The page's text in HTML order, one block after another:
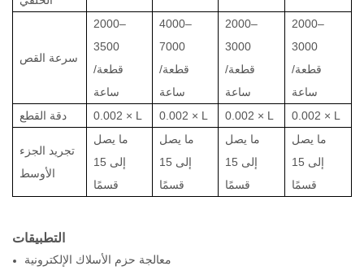
سرعة القص
2000–
3500
قطعة/
ساعة
4000–
7000
قطعة/
ساعة
2000–
3000
قطعة/
ساعة
2000–
3000
قطعة/
ساعة
دقة القطع
0.002 × L 0.002 × L 0.002 × L 0.002 × L
تجريد الجزء
الأوسط
ما يصل
إلى 15
قسمًا
ما يصل
إلى 15
قسمًا
ما يصل
إلى 15
قسمًا
ما يصل
إلى 15
قسمًا
التطبيقات
معالجة حزم الأسلاك الإلكترونية